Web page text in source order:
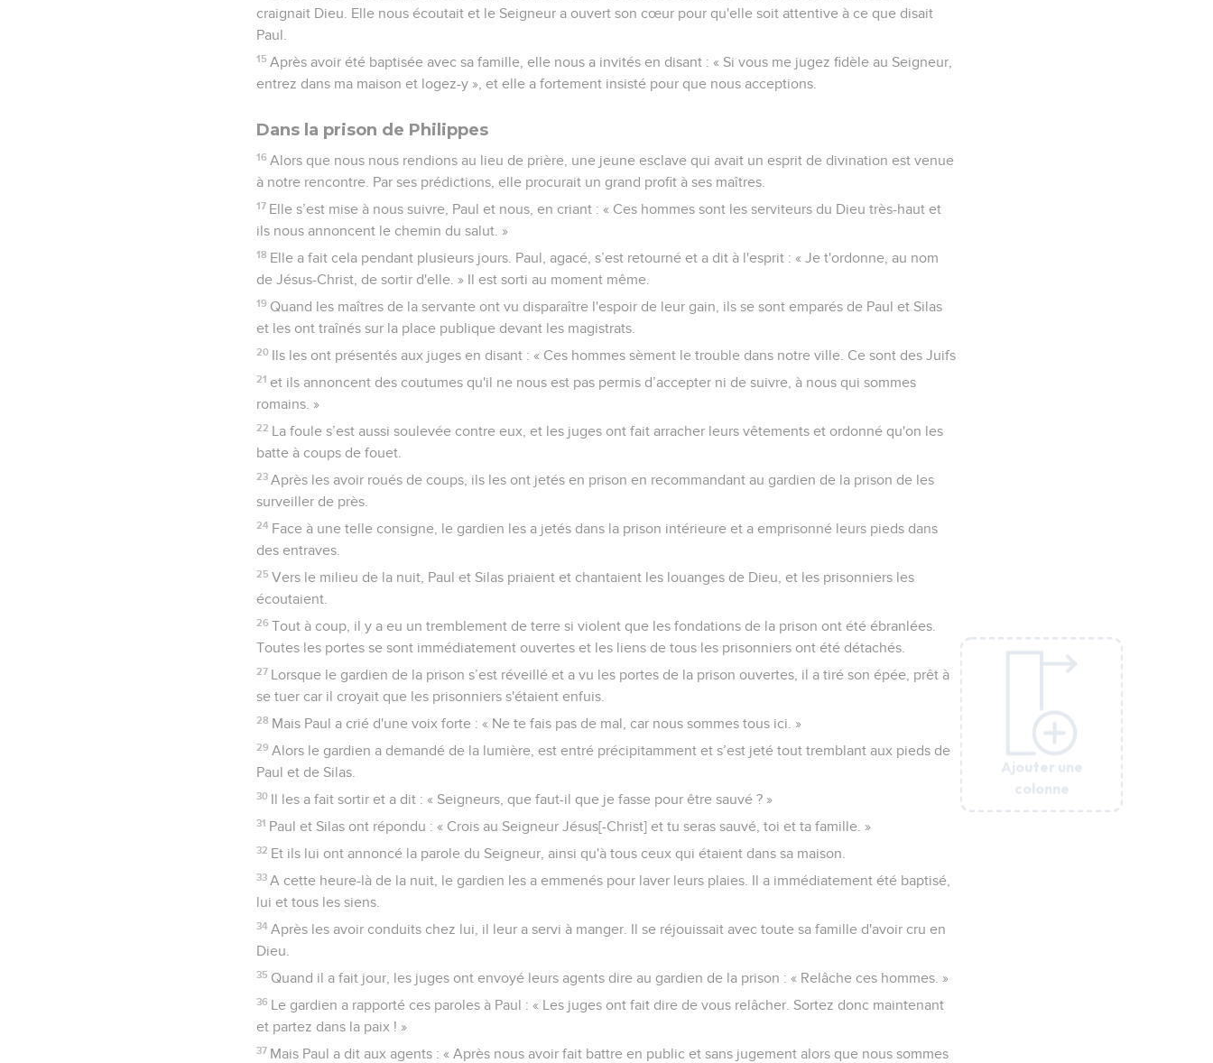
Ajouter une
colonne
craignait Dieu. Elle nous écoutait et le Seigneur a ouvert son cœur pour qu'elle soit attentive à ce que disait
Paul.
15 Après avoir été baptisée avec sa famille, elle nous a invités en disant : « Si vous me jugez fidèle au Seigneur,
entrez dans ma maison et logez-y », et elle a fortement insisté pour que nous acceptions.
Dans la prison de Philippes
16 Alors que nous nous rendions au lieu de prière, une jeune esclave qui avait un esprit de divination est venue
à notre rencontre. Par ses prédictions, elle procurait un grand profit à ses maîtres.
17 Elle s’est mise à nous suivre, Paul et nous, en criant : « Ces hommes sont les serviteurs du Dieu très-haut et
ils nous annoncent le chemin du salut. »
18 Elle a fait cela pendant plusieurs jours. Paul, agacé, s’est retourné et a dit à l'esprit : « Je t'ordonne, au nom
de Jésus-Christ, de sortir d'elle. » Il est sorti au moment même.
19 Quand les maîtres de la servante ont vu disparaître l'espoir de leur gain, ils se sont emparés de Paul et Silas
et les ont traînés sur la place publique devant les magistrats.
20 Ils les ont présentés aux juges en disant : « Ces hommes sèment le trouble dans notre ville. Ce sont des Juifs
21 et ils annoncent des coutumes qu'il ne nous est pas permis d’accepter ni de suivre, à nous qui sommes
romains. »
22 La foule s’est aussi soulevée contre eux, et les juges ont fait arracher leurs vêtements et ordonné qu'on les
batte à coups de fouet.
23 Après les avoir roués de coups, ils les ont jetés en prison en recommandant au gardien de la prison de les
surveiller de près.
24 Face à une telle consigne, le gardien les a jetés dans la prison intérieure et a emprisonné leurs pieds dans
des entraves.
25 Vers le milieu de la nuit, Paul et Silas priaient et chantaient les louanges de Dieu, et les prisonniers les
écoutaient.
26 Tout à coup, il y a eu un tremblement de terre si violent que les fondations de la prison ont été ébranlées.
Toutes les portes se sont immédiatement ouvertes et les liens de tous les prisonniers ont été détachés.
27 Lorsque le gardien de la prison s’est réveillé et a vu les portes de la prison ouvertes, il a tiré son épée, prêt à
se tuer car il croyait que les prisonniers s'étaient enfuis.
28 Mais Paul a crié d'une voix forte : « Ne te fais pas de mal, car nous sommes tous ici. »
29 Alors le gardien a demandé de la lumière, est entré précipitamment et s’est jeté tout tremblant aux pieds de
Paul et de Silas.
30 Il les a fait sortir et a dit : « Seigneurs, que faut-il que je fasse pour être sauvé ? »
31 Paul et Silas ont répondu : « Crois au Seigneur Jésus[-Christ] et tu seras sauvé, toi et ta famille. »
32 Et ils lui ont annoncé la parole du Seigneur, ainsi qu'à tous ceux qui étaient dans sa maison.
33 A cette heure-là de la nuit, le gardien les a emmenés pour laver leurs plaies. Il a immédiatement été baptisé,
lui et tous les siens.
34 Après les avoir conduits chez lui, il leur a servi à manger. Il se réjouissait avec toute sa famille d'avoir cru en
Dieu.
35 Quand il a fait jour, les juges ont envoyé leurs agents dire au gardien de la prison : « Relâche ces hommes. »
36 Le gardien a rapporté ces paroles à Paul : « Les juges ont fait dire de vous relâcher. Sortez donc maintenant
et partez dans la paix ! »
37 Mais Paul a dit aux agents : « Après nous avoir fait battre en public et sans jugement alors que nous sommes
Ajouter une
colonne
Ajouter une
colonne
Ajouter une
colonne
Ajouter une
colonne